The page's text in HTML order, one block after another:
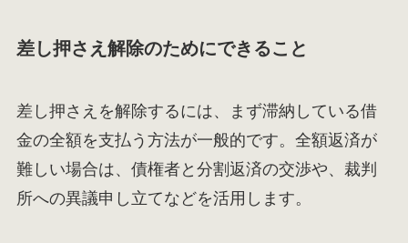
差し押さえ解除のためにできること
差し押さえを解除するには、まず滞納している借
金の全額を支払う方法が一般的です。全額返済が
難しい場合は、債権者と分割返済の交渉や、裁判
所への異議申し立てなどを活用します。